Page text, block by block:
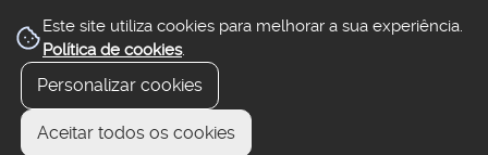
Este site utiliza cookies para melhorar a sua experiência.
Política de cookies.
Personalizar cookies
Aceitar todos os cookies